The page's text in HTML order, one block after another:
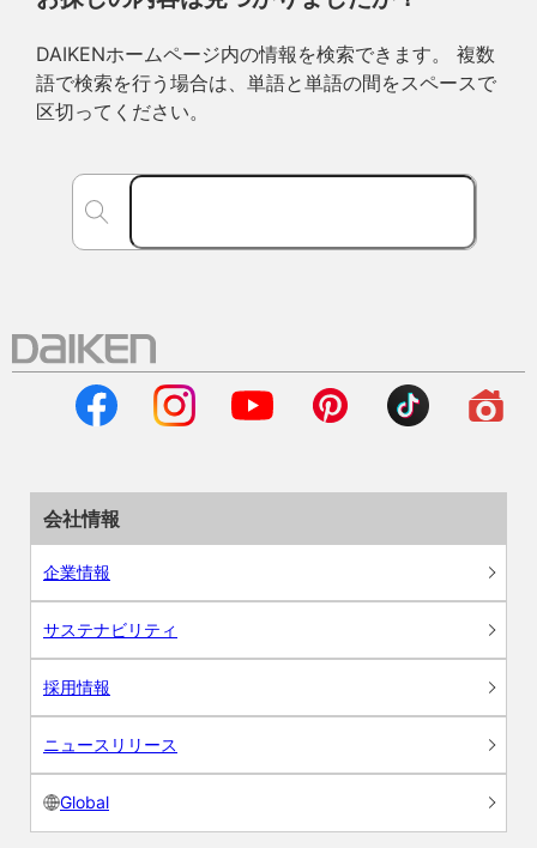
DAIKENホームページ内の情報を検索できます。 複数
語で検索を行う場合は、単語と単語の間をスペースで
区切ってください。
会社情報
企業情報
サステナビリティ
採用情報
ニュースリリース
Global